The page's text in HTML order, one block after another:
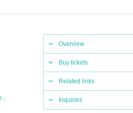
Overview
Buy tickets
Related links
Inquiries
,